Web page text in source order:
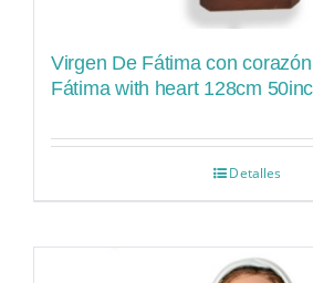
Virgen De Fátima con
Fátima with heart 128cm
Detalles